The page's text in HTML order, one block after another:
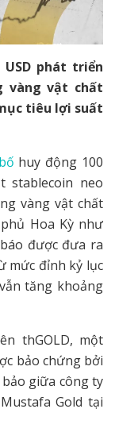
phát triển
vàng vật chất
tiêu lợi suất
huy động 100
stablecoin neo
vàng vật chất
Hoa Kỳ như
được đưa ra
mức đỉnh kỷ lục
tăng khoảng
thGOLD, một
bảo chứng bởi
giữa công ty
Gold tại